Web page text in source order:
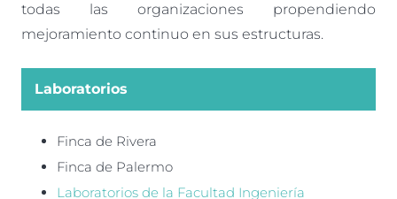
todas las organizaciones propendiendo
mejoramiento continuo en sus estructuras.
Laboratorios
Finca de Rivera
Finca de Palermo
Laboratorios de la Facultad Ingeniería